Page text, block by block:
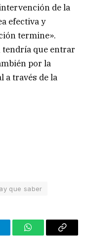
de la
efectiva y
termine».
tendría que entrar
por la
a través de la
que saber
WhatsAppCopy